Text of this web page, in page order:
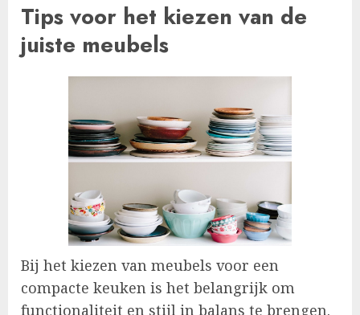
Tips voor het kiezen van de
juiste meubels
Bij het kiezen van meubels voor een
compacte keuken is het belangrijk om
functionaliteit en stijl in balans te brengen.